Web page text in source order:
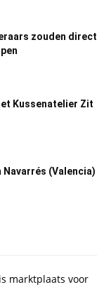
zouden direct
Kussenatelier Zit
Navarrés (Valencia)
marktplaats voor